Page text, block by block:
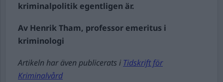
kriminalpolitik egentligen är.
Av Henrik Tham, professor emeritus i
kriminologi
Artikeln har även publicerats i Tidskrift för
Kriminalvård